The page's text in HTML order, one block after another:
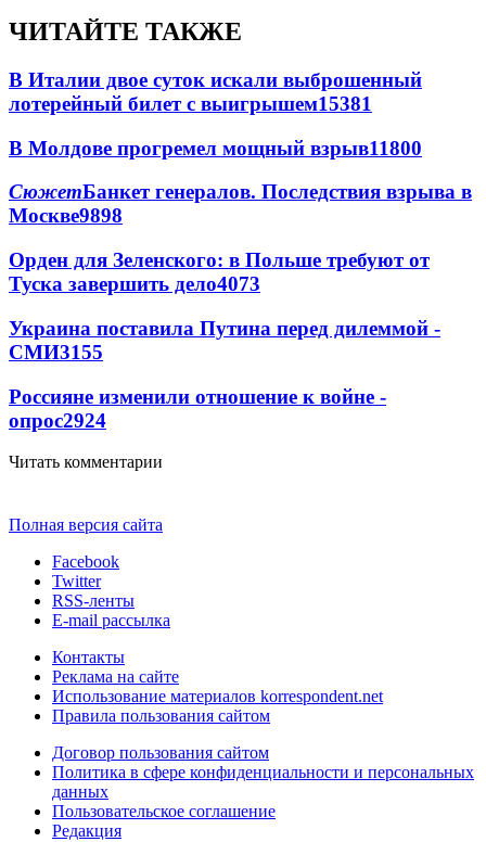
ЧИТАЙТЕ ТАКЖЕ
В Италии двое суток искали выброшенный
лотерейный билет с выигрышем15381
В Молдове прогремел мощный взрыв11800
СюжетБанкет генералов. Последствия взрыва в
Москве9898
Орден для Зеленского: в Польше требуют от
Туска завершить дело4073
Украина поставила Путина перед дилеммой -
СМИ3155
Россияне изменили отношение к войне -
опрос2924
Читать комментарии
Полная версия сайта
Facebook
Twitter
RSS-ленты
E-mail рассылка
Контакты
Реклама на сайте
Использование материалов korrespondent.net
Правила пользования сайтом
Договор пользования сайтом
Политика в сфере конфиденциальности и персональных
данных
Пользовательское соглашение
Редакция